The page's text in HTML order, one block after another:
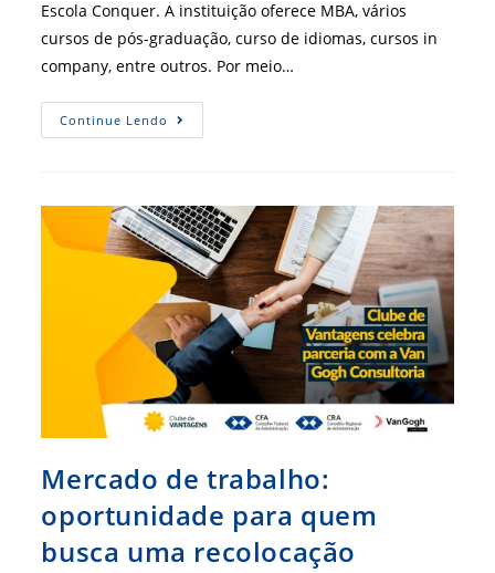
Escola Conquer. A instituição oferece MBA, vários
cursos de pós-graduação, curso de idiomas, cursos in
company, entre outros. Por meio…
Continue Lendo Escola
Oferece
Administração
Registrados
Mercado de trabalho:
oportunidade para quem
busca uma recolocação